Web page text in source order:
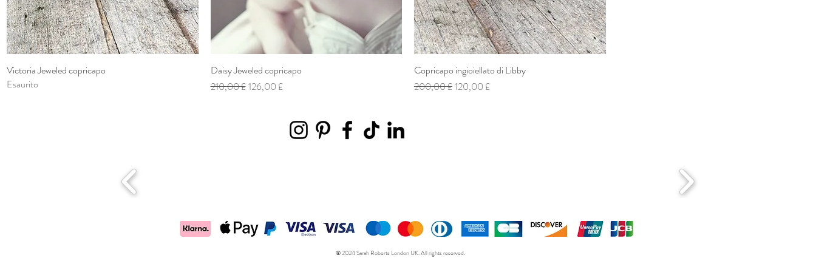
Vista rapida
Victoria Jeweled copricapo
Esaurito
Vista rapida
Daisy Jeweled copricapo
Prezzo regolare
210,00 £Prezzo scontato
126,00 £
Vista rapida
Copricapo ingioiellato di Libby
Prezzo regolare
200,00 £Prezzo scontato
120,00 £
© 2024 Sarah Roberts London UK. All rights reserved.